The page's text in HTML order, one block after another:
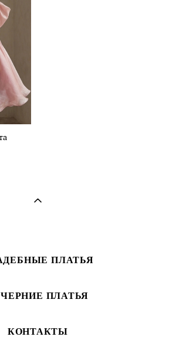
ПЛАТЬЯ
ПЛАТЬЯ
КОНТАКТЫ